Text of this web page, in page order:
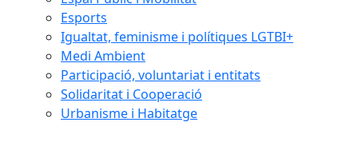
Esports
Igualtat, feminisme i polítiques LGTBI+
Medi Ambient
Participació, voluntariat i entitats
Solidaritat i Cooperació
Urbanisme i Habitatge